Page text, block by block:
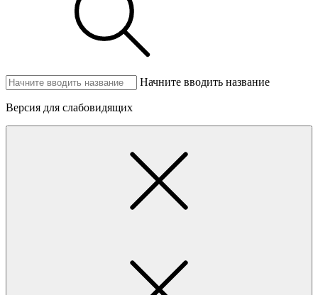
Начните вводить название
Версия для слабовидящих